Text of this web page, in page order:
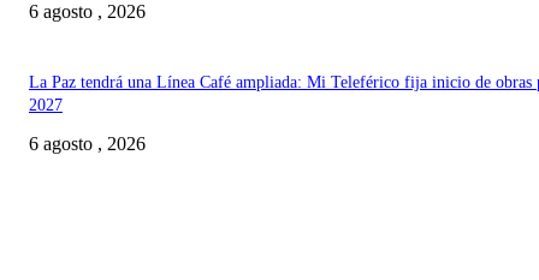
6 agosto , 2026
La Paz tendrá una Línea Café ampliada: Mi Teleférico fija inicio de obras
2027
6 agosto , 2026